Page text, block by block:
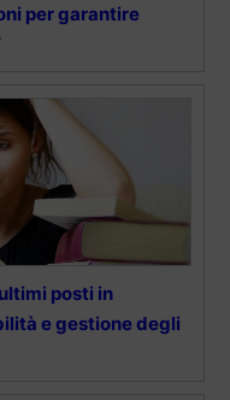
per garantire
posti in
e gestione degli